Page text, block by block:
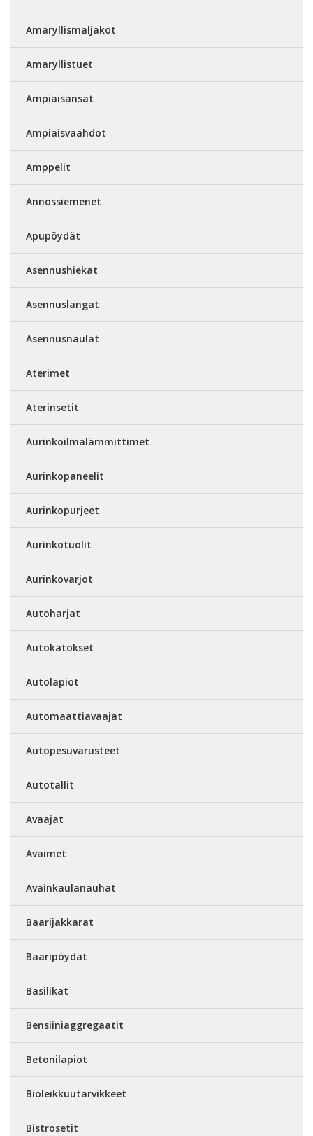
Amaryllismaljakot
Amaryllistuet
Ampiaisansat
Ampiaisvaahdot
Amppelit
Annossiemenet
Apupöydät
Asennushiekat
Asennuslangat
Asennusnaulat
Aterimet
Aterinsetit
Aurinkoilmalämmittimet
Aurinkopaneelit
Aurinkopurjeet
Aurinkotuolit
Aurinkovarjot
Autoharjat
Autokatokset
Autolapiot
Automaattiavaajat
Autopesuvarusteet
Autotallit
Avaajat
Avaimet
Avainkaulanauhat
Baarijakkarat
Baaripöydät
Basilikat
Bensiiniaggregaatit
Betonilapiot
Bioleikkuutarvikkeet
Bistrosetit